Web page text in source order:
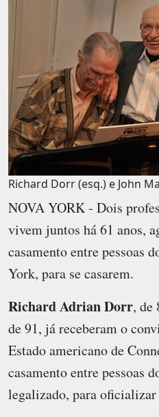
Richard Dorr (esq.) e John
NOVA YORK - Dois
vivem juntos há 61 anos,
casamento entre pessoas
York, para se casarem.
Richard Adrian Dorr, de
de 91, já receberam o
Estado americano de
casamento entre pessoas
legalizado, para oficializar